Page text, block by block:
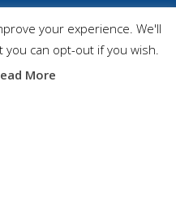
trimestre 2026
una nueva edición de
your experience. We'll
can opt-out if you wish.
More